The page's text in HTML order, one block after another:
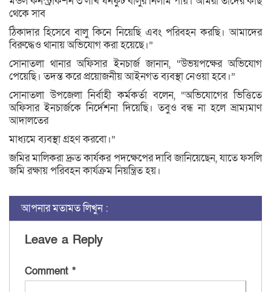
থেকে সাব
ঠিকাদার হিসেবে বালু কিনে নিয়েছি এবং পরিবহন করছি। আমাদের
বিরুদ্ধেও থানায় অভিযোগ করা হয়েছে।”
সোনাতলা থানার অফিসার ইনচার্জ জানান, “উভয়পক্ষের অভিযোগ
পেয়েছি। তদন্ত করে প্রয়োজনীয় আইনগত ব্যবস্থা নেওয়া হবে।”
সোনাতলা উপজেলা নির্বাহী কর্মকর্তা বলেন, “অভিযোগের ভিত্তিতে
অফিসার ইনচার্জকে নির্দেশনা দিয়েছি। তবুও বন্ধ না হলে ভ্রাম্যমাণ
আদালতের
মাধ্যমে ব্যবস্থা গ্রহণ করবো।”
জমির মালিকরা দ্রুত কার্যকর পদক্ষেপের দাবি জানিয়েছেন, যাতে ফসলি
জমি রক্ষায় পরিবহন কার্যক্রম নিয়ন্ত্রিত হয়।
আপনার মতামত লিখুন :
Leave a Reply
Comment *